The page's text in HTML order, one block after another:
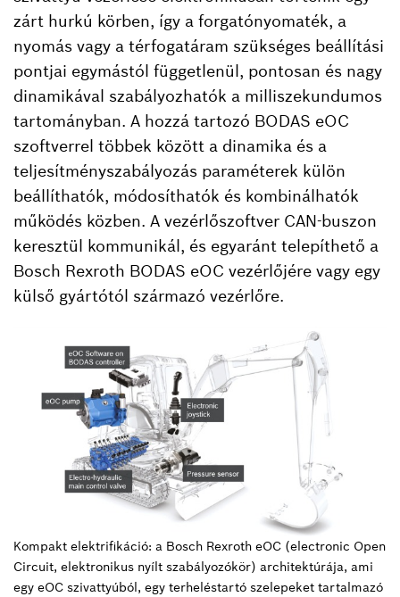
zárt hurkú körben, így a forgatónyomaték, a
nyomás vagy a térfogatáram szükséges beállítási
pontjai egymástól függetlenül, pontosan és nagy
dinamikával szabályozhatók a milliszekundumos
tartományban. A hozzá tartozó BODAS eOC
szoftverrel többek között a dinamika és a
teljesítményszabályozás paraméterek külön
beállíthatók, módosíthatók és kombinálhatók
működés közben. A vezérlőszoftver CAN-buszon
keresztül kommunikál, és egyaránt telepíthető a
Bosch Rexroth BODAS eOC vezérlőjére vagy egy
külső gyártótól származó vezérlőre.
Kompakt elektrifikáció: a Bosch Rexroth eOC (electronic Open
Circuit, elektronikus nyílt szabályozókör) architektúrája, ami
egy eOC szivattyúból, egy terheléstartó szelepeket tartalmazó